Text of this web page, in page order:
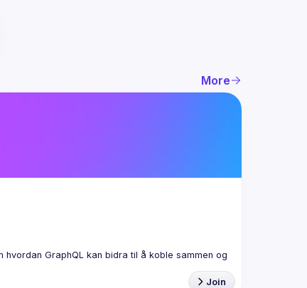
More
GraphQL kan bidra til å koble sammen og
Join